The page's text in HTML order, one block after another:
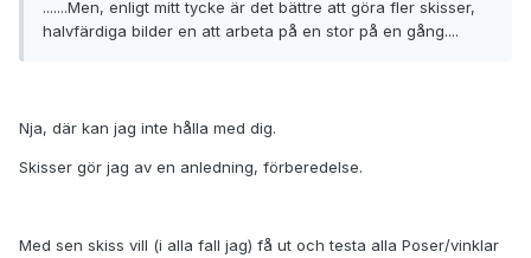
.......Men, enligt mitt tycke är det bättre att göra fler skisser,
halvfärdiga bilder en att arbeta på en stor på en gång....
Nja, där kan jag inte hålla med dig.
Skisser gör jag av en anledning, förberedelse.
Med sen skiss vill (i alla fall jag) få ut och testa alla Poser/vinklar